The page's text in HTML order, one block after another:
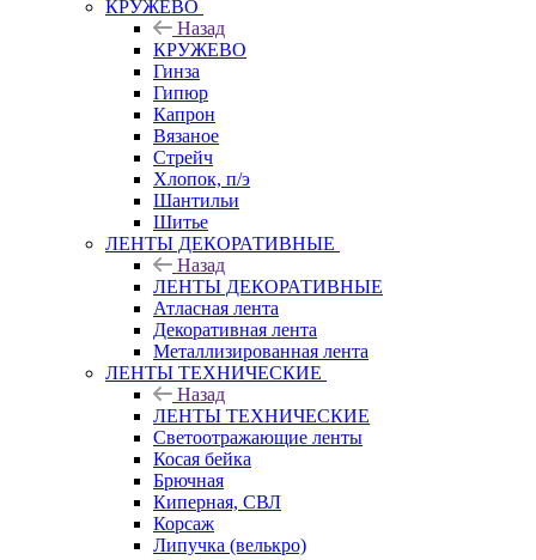
КРУЖЕВО
Назад
КРУЖЕВО
Гинза
Гипюр
Капрон
Вязаное
Стрейч
Хлопок, п/э
Шантильи
Шитье
ЛЕНТЫ ДЕКОРАТИВНЫЕ
Назад
ЛЕНТЫ ДЕКОРАТИВНЫЕ
Атласная лента
Декоративная лента
Металлизированная лента
ЛЕНТЫ ТЕХНИЧЕСКИЕ
Назад
ЛЕНТЫ ТЕХНИЧЕСКИЕ
Светоотражающие ленты
Косая бейка
Брючная
Киперная, СВЛ
Корсаж
Липучка (велькро)